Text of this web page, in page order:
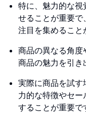
特に、魅力的な視
せることが重要で
注目を集めること
商品の異なる角度
商品の魅力を引き
実際に商品を試
力的な特徴やセ
することが重要で